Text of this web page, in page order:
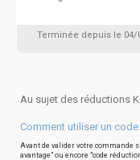
Terminée depuis le 04/
Au sujet des réductions
Comment utiliser un
Avant de valider votre commande
avantage" ou encore "code